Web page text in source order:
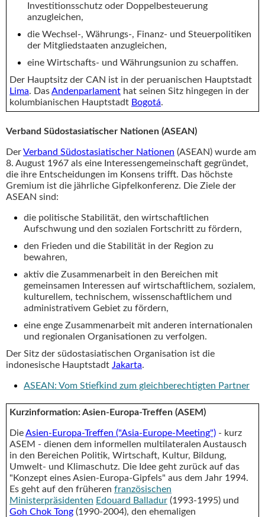
Investitionsschutz oder Doppelbesteuerung
anzugleichen,
die Wechsel-, Währungs-, Finanz- und Steuerpolitiken
der Mitgliedstaaten anzugleichen,
eine Wirtschafts- und Währungsunion zu schaffen.
Der Hauptsitz der CAN ist in der peruanischen Hauptstadt
Lima. DasAndenparlament hat seinen Sitz hingegen in der
kolumbianischen Hauptstadt Bogotá.
Verband Südostasiatischer Nationen (ASEAN)
DerVerband Südostasiatischer Nationen (ASEAN) wurde am
8. August 1967 als eine Interessengemeinschaft gegründet,
die ihre Entscheidungen im Konsens trifft. Das höchste
Gremium ist die jährliche Gipfelkonferenz. Die Ziele der
ASEAN sind:
die politische Stabilität, den wirtschaftlichen
Aufschwung und den sozialen Fortschritt zu fördern,
den Frieden und die Stabilität in der Region zu
bewahren,
aktiv die Zusammenarbeit in den Bereichen mit
gemeinsamen Interessen auf wirtschaftlichem, sozialem,
kulturellem, technischem, wissenschaftlichem und
administrativem Gebiet zu fördern,
eine enge Zusammenarbeit mit anderen internationalen
und regionalen Organisationen zu verfolgen.
Der Sitz der südostasiatischen Organisation ist die
indonesische Hauptstadt Jakarta.
ASEAN: Vom Stiefkind zum gleichberechtigten Partner
Kurzinformation: Asien-Europa-Treffen (ASEM)
DieAsien-Europa-Treffen ("Asia-Europe-Meeting") - kurz
ASEM - dienen dem informellen multilateralen Austausch
in den Bereichen Politik, Wirtschaft, Kultur, Bildung,
Umwelt- und Klimaschutz. Die Idee geht zurück auf das
"Konzept eines Asien-Europa-Gipfels" aus dem Jahr 1994.
Es geht auf den früheren französischen
Ministerpräsidenten Edouard Balladur (1993-1995) und
Goh Chok Tong (1990-2004), den ehemaligen